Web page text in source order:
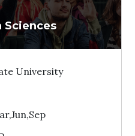
Tham vấn Interlink
Sciences
University